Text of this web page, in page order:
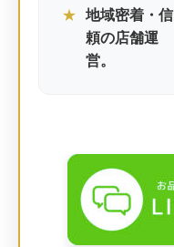
★ 地域密着・信
頼の店舗運
営。